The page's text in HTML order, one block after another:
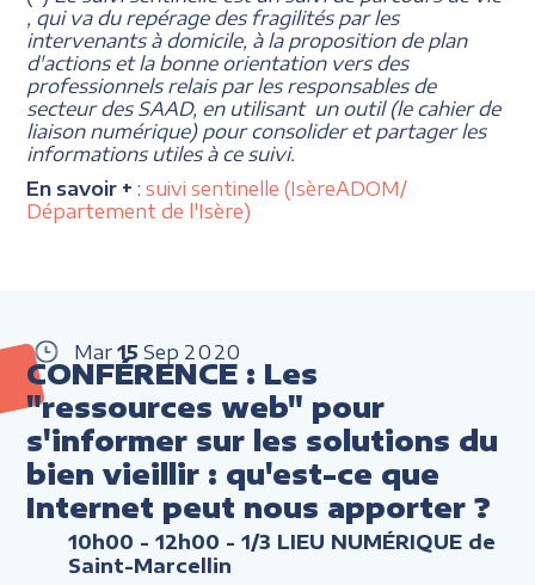
, qui va du repérage des fragilités par les
intervenants à domicile, à la proposition de plan
d'actions et la bonne orientation vers des
professionnels relais par les responsables de
secteur des SAAD, en utilisant un outil (le cahier de
liaison numérique) pour consolider et partager les
informations utiles à ce suivi.
En savoir + : suivi sentinelle (IsèreADOM/
Département de l'Isère)
Mar 15 Sep 2020
CONFÉRENCE : Les
"ressources web" pour
s'informer sur les solutions du
bien vieillir : qu'est-ce que
Internet peut nous apporter ?
10h00 - 12h00 - 1/3 LIEU NUMÉRIQUE de
Saint-Marcellin